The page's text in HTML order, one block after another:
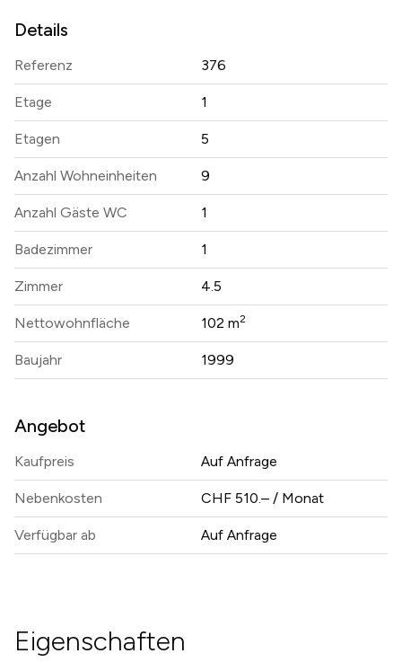
Details
Referenz 376
Etage 1
Etagen 5
Anzahl Wohneinheiten 9
Anzahl Gäste WC 1
Badezimmer 1
Zimmer 4.5
Nettowohnfläche 102 m2
Baujahr 1999
Angebot
Kaufpreis Auf Anfrage
Nebenkosten CHF 510.– / Monat
Verfügbar ab Auf Anfrage
Eigenschaften